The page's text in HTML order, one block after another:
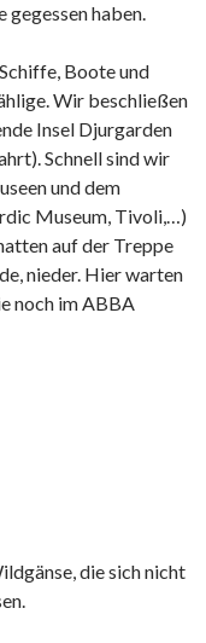
gegessen haben.
Boote und
Wir beschließen
Insel Djurgarden
Schnell sind wir
und dem
Museum, Tivoli,…)
auf der Treppe
nieder. Hier warten
noch im ABBA
die sich nicht